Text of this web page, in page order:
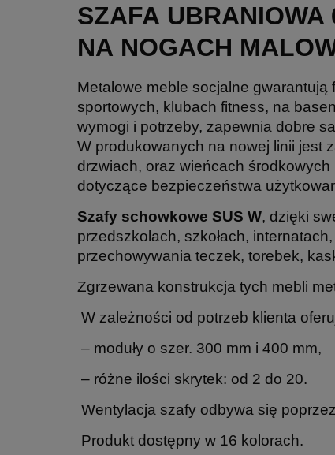
SZAFA UBRANIOWA
NA NOGACH
Metalowe meble socjalne
sportowych, klubach fitness, na
wymogi i potrzeby, zapewnia dobre
W produkowanych na nowej linii jest
drzwiach, oraz wieńcach
dotyczące bezpieczeństwa
Szafy schowkowe SUS W, dzięki
przedszkolach, szkołach,
przechowywania teczek, torebek,
Zgrzewana konstrukcja tych mebli
W zależności od potrzeb klienta
– moduły o szer. 300 mm i 400 mm,
– różne ilości skrytek: od 2 do 20.
Wentylacja szafy odbywa się
Produkt dostępny w 16 kolorach.